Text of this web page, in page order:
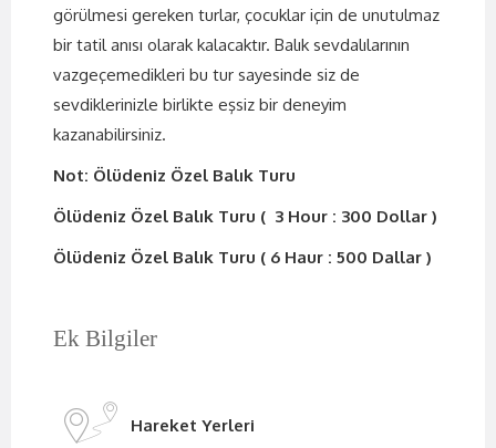
görülmesi gereken turlar, çocuklar için de unutulmaz
bir tatil anısı olarak kalacaktır. Balık sevdalılarının
vazgeçemedikleri bu tur sayesinde siz de
sevdiklerinizle birlikte eşsiz bir deneyim
kazanabilirsiniz.
Not: Ölüdeniz Özel Balık Turu
Ölüdeniz Özel Balık Turu ( 3 Hour : 300 Dollar )
Ölüdeniz Özel Balık Turu ( 6 Haur : 500 Dallar )
Ek Bilgiler
Hareket Yerleri